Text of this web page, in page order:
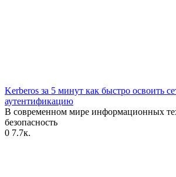
Kerberos за 5 минут как быстро освоить
аутентификацию
В современном мире информационных
безопасность
0 7.7к.